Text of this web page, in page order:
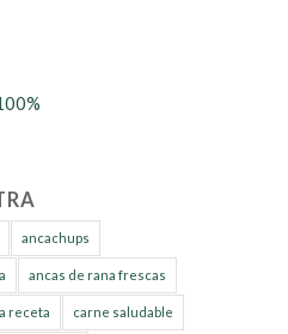
ancachups
ancas de rana frescas
receta carne saludable